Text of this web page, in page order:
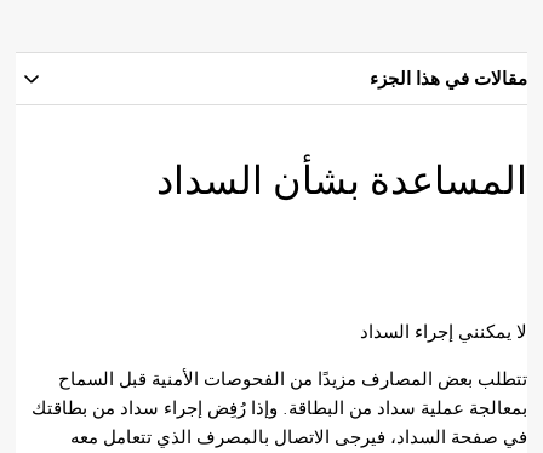
مقالات في هذا الجزء
المساعدة بشأن السداد
لا يمكنني إجراء السداد
تتطلب بعض المصارف مزيدًا من الفحوصات الأمنية قبل السماح
بمعالجة عملية سداد من البطاقة. وإذا رُفِض إجراء سداد من بطاقتك
في صفحة السداد، فيرجى الاتصال بالمصرف الذي تتعامل معه